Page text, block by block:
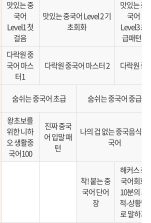
맛있는 중
국어
Level1 첫
걸음
맛있는 중국어 Level 2 기
초회화
맛있는 중
국어
Level3 초
급패턴1
다락원 중
국어 마스
터1
다락원 중국어 마스터 2 다락원 중
숨쉬는 중국어 초급 숨쉬는 중국어 중급
왕초보를
위한 니하
오 생활중
국어100
진짜 중국
어 입말 패
턴
나의 겁 없는 중국음식 중
국어
착! 붙는 중
국어 단어
장
해커스 중
국어회화
10분의 기
적-상황별
로 말하기